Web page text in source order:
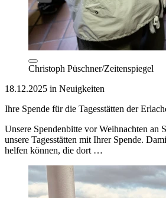
Christoph Püschner/Zeitenspiegel
18.12.2025 in Neuigkeiten
Ihre Spende für die Tagesstätten der
Unsere Spendenbitte vor Weihnachten an
unsere Tagesstätten mit Ihrer Spende.
helfen können, die dort …